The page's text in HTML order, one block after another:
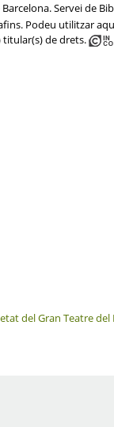
Servei de
Podeu utilitzar
titular(s) de drets.
del Gran Teatre